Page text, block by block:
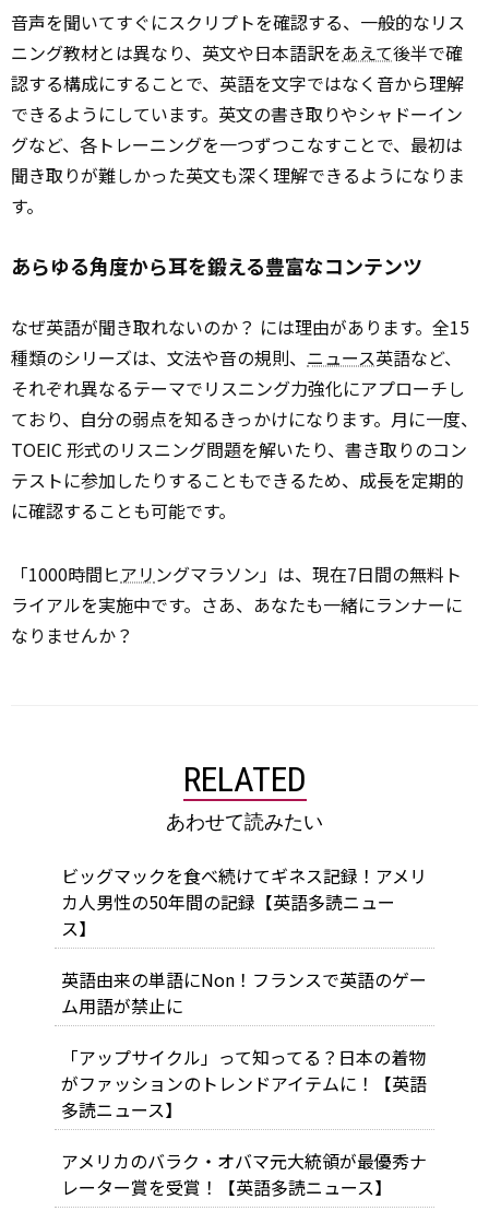
音声を聞いてすぐにスクリプトを確認する、一般的なリス
ニング教材とは異なり、英文や日本語訳をあえて後半で確
認する構成にすることで、英語を文字ではなく音から理解
できるようにしています。英文の書き取りやシャドーイン
グなど、各トレーニングを一つずつこなすことで、最初は
聞き取りが難しかった英文も深く理解できるようになりま
す。
あらゆる角度から耳を鍛える豊富なコンテンツ
なぜ英語が聞き取れないのか？ には理由があります。全15
種類のシリーズは、文法や音の規則、 ニュース英語など、
それぞれ異なるテーマでリスニング力強化にアプローチし
ており、自分の弱点を知るきっかけになります。月に一度、
TOEIC 形式のリスニング問題を解いたり、書き取りのコン
テストに参加したりすることもできるため、成長を定期的
に確認することも可能です。
「1000時間ヒアリ ングマラソン」は、現在7日間の無料ト
ライアルを実施中です。さあ、あなたも一緒にランナーに
なりませんか？
RELATED
あわせて読みたい
ビッグマックを食べ続けてギネス記録！アメリ
カ人男性の50年間の記録【英語多読ニュー
ス】
英語由来の単語にNon！フランスで英語のゲー
ム用語が禁止に
「アップサイクル」って知ってる？日本の着物
がファッションのトレンドアイテムに！【英語
多読ニュース】
アメリカのバラク・オバマ元大統領が最優秀ナ
レーター賞を受賞！【英語多読ニュース】